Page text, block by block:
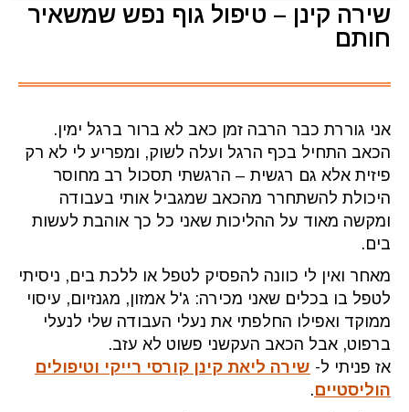
שירה קינן – טיפול גוף נפש שמשאיר
חותם
אני גוררת כבר הרבה זמן כאב לא ברור ברגל ימין.
הכאב התחיל בכף הרגל ועלה לשוק, ומפריע לי לא רק
פיזית אלא גם רגשית – הרגשתי תסכול רב מחוסר
היכולת להשתחרר מהכאב שמגביל אותי בעבודה
ומקשה מאוד על ההליכות שאני כל כך אוהבת לעשות
בים.
מאחר ואין לי כוונה להפסיק לטפל או ללכת בים, ניסיתי
לטפל בו בכלים שאני מכירה: ג'ל אמזון, מגנזיום, עיסוי
ממוקד ואפילו החלפתי את נעלי העבודה שלי לנעלי
ברפוט, אבל הכאב העקשני פשוט לא עזב.
אז פניתי ל- שירה ליאת קינן קורסי רייקי וטיפולים
הוליסטיים.